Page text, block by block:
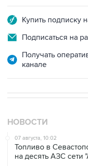
Купить подписку
Подписаться на
Получать
канале
НОВОСТИ
07 августа, 10:02
Топливо в
на десять АЗС сети